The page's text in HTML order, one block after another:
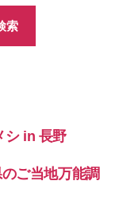
索
シ in 長野
ご当地万能調